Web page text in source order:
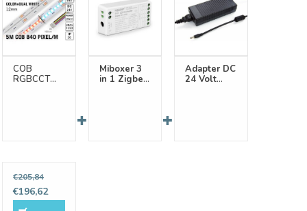
COB
RGBCCT
Miboxer 3
in 1 Zigbee
Adapter DC
24 Volt
Bestel
samen met
5% Korting
€205,84
€196,62